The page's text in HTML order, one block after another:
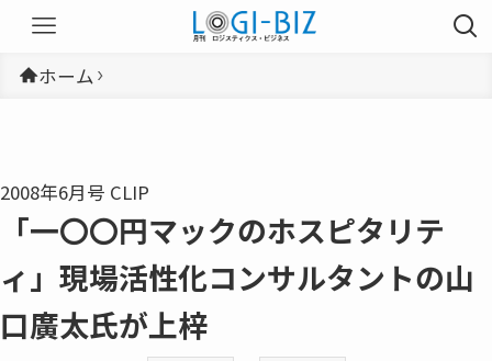
ホーム
2008年6月号 CLIP
「一〇〇円マックのホスピタリテ
ィ」現場活性化コンサルタントの山
口廣太氏が上梓